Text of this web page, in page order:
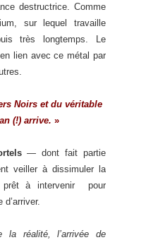
destructrice. Comme
sur lequel travaille
très longtemps. Le
lien avec ce métal par
Noirs et du véritable
(!) arrive. »
— dont fait partie
veiller à dissimuler la
à intervenir pour
la réalité, l’arrivée de